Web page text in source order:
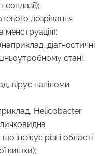
дозрівання
діагностичні
стані,
вірус папіломи
Helicobacter
інфікує різні області
кишки);